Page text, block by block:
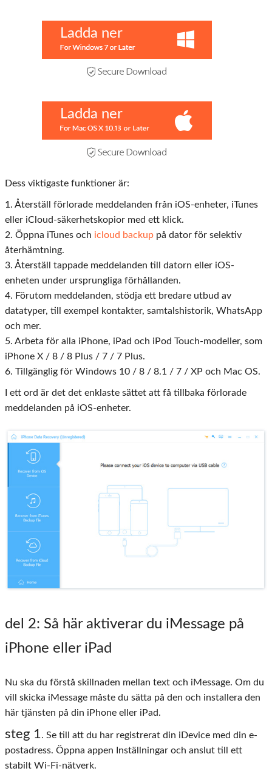
Ladda ner
Ladda ner
Dess viktigaste funktioner är:
1. Återställ förlorade meddelanden från iOS-enheter, iTunes
eller iCloud-säkerhetskopior med ett klick.
2. Öppna iTunes och icloud backup på dator för selektiv
återhämtning.
3. Återställ tappade meddelanden till datorn eller iOS-
enheten under ursprungliga förhållanden.
4. Förutom meddelanden, stödja ett bredare utbud av
datatyper, till exempel kontakter, samtalshistorik, WhatsApp
och mer.
5. Arbeta för alla iPhone, iPad och iPod Touch-modeller, som
iPhone X / 8 / 8 Plus / 7 / 7 Plus.
6. Tillgänglig för Windows 10 / 8 / 8.1 / 7 / XP och Mac OS.
I ett ord är det det enklaste sättet att få tillbaka förlorade
meddelanden på iOS-enheter.
del 2: Så här aktiverar du iMessage på
iPhone eller iPad
Nu ska du förstå skillnaden mellan text och iMessage. Om du
vill skicka iMessage måste du sätta på den och installera den
här tjänsten på din iPhone eller iPad.
steg 1. Se till att du har registrerat din iDevice med din e-
postadress. Öppna appen Inställningar och anslut till ett
stabilt Wi-Fi-nätverk.